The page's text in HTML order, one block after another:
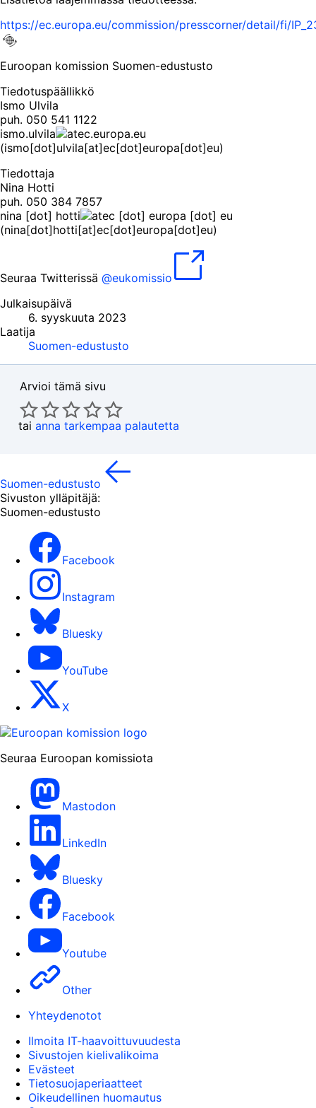
https://ec.europa.eu/commission/presscorner/detail/fi/
Euroopan komission Suomen-edustusto
Tiedotuspäällikkö
Ismo Ulvila
puh. 050 541 1122
ismo.ulvila ec.europa.eu
(ismo[dot]ulvila[at]ec[dot]europa[dot]eu)
Tiedottaja
Nina Hotti
puh. 050 384 7857
nina [dot] hotti ec [dot] europa [dot] eu
(nina[dot]hotti[at]ec[dot]europa[dot]eu)
Seuraa Twitterissä @eukomissio
Julkaisupäivä
6. syyskuuta 2023
Laatija
Suomen-edustusto
Arvioi tämä sivu
tai anna tarkempaa palautetta
Suomen-edustusto
Sivuston ylläpitäjä:
Suomen-edustusto
Facebook
Instagram
Bluesky
YouTube
X
Seuraa Euroopan komissiota
Mastodon
LinkedIn
Bluesky
Facebook
Youtube
Other
Yhteydenotot
Ilmoita IT-haavoittuvuudesta
Sivustojen kielivalikoima
Evästeet
Tietosuojaperiaatteet
Oikeudellinen huomautus